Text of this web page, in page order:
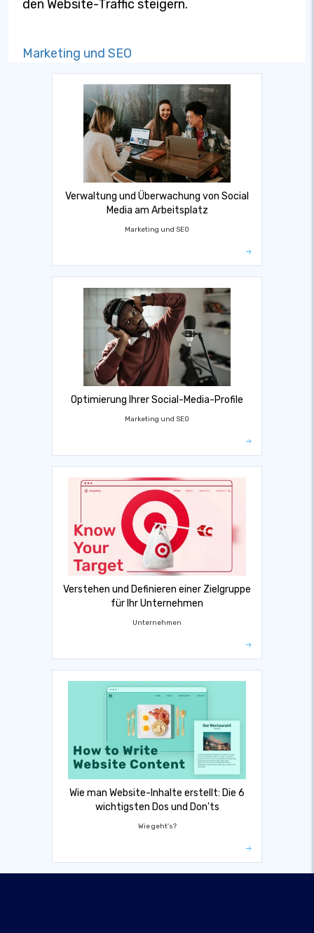
den Website-Traffic steigern.
Marketing und SEO
Verwaltung und Überwachung von Social
Media am Arbeitsplatz
Marketing und SEO
Optimierung Ihrer Social-Media-Profile
Marketing und SEO
Verstehen und Definieren einer Zielgruppe
für Ihr Unternehmen
Unternehmen
Wie man Website-Inhalte erstellt: Die 6
wichtigsten Dos und Don'ts
Wie geht's?